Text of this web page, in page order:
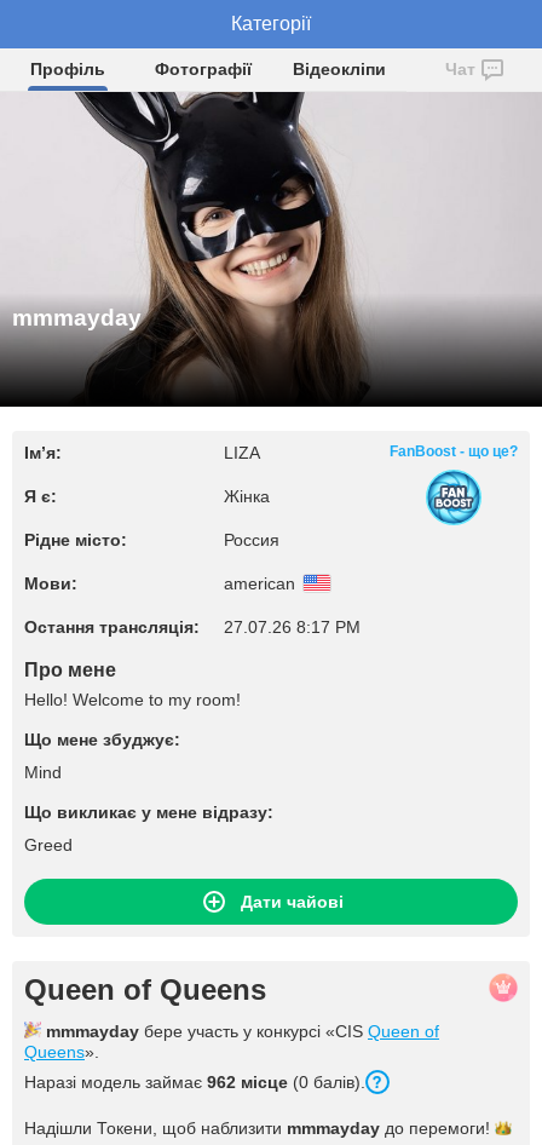
mmmayday
Профіль Фотографії Відеокліпи Чат
mmmayday
Ім’я: LIZA
Я є: Жінка
Рідне місто: Россия
Мови: american
Остання трансляція: 27.07.26 8:17 PM
FanBoost - що це?
Про мене
Hello! Welcome to my room!
Що мене збуджує:
Mind
Що викликає у мене відразу:
Greed
Дати чайові
Queen of Queens
mmmayday бере участь у конкурсі «CIS Queen of
Queens».
Наразі модель займає 962 місце (0 балів).
Надішли Токени, щоб наблизити mmmayday до перемоги!
Категорії